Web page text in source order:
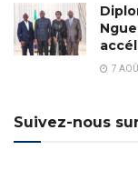
7
Suivez-nous